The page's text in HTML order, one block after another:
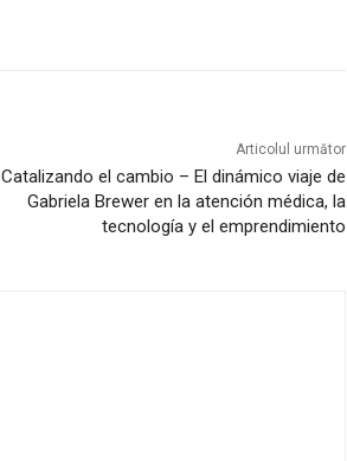
Articolul următor
Catalizando el cambio – El dinámico viaje de
Gabriela Brewer en la atención médica, la
tecnología y el emprendimiento